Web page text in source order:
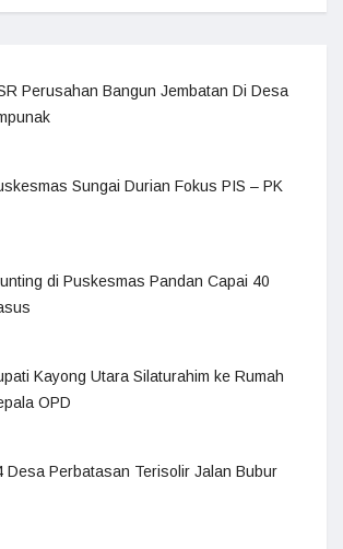
Perusahan Bangun Jembatan Di Desa
Sungai Durian Fokus PIS – PK
di Puskesmas Pandan Capai 40
Kayong Utara Silaturahim ke Rumah
OPD
Desa Perbatasan Terisolir Jalan Bubur